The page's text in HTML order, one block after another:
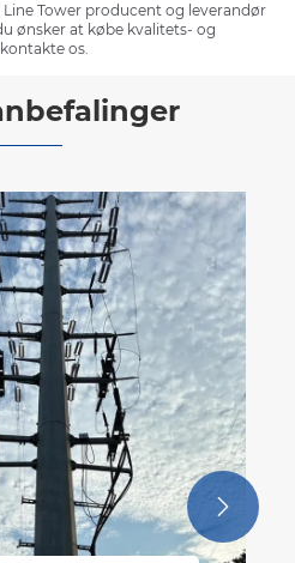
Tower producent og leverandør
ønsker at købe kvalitets- og
os.
Tower til et kritisk
infrastruktur?
